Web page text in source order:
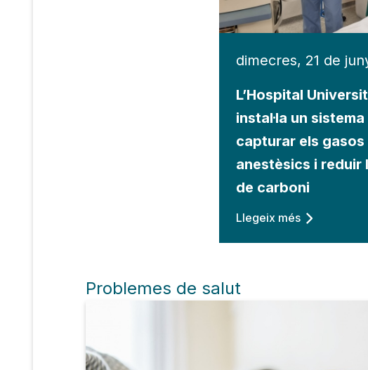
dimecres, 21 de
L’Hospital
instal·la un
capturar els gasos
anestèsics i reduir
de carboni
Llegeix més
Problemes de salut